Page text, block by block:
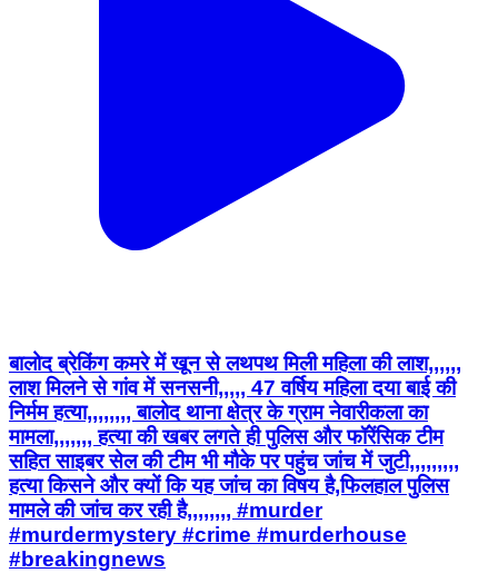
बालोद ब्रेकिंग कमरे में खून से लथपथ मिली महिला की लाश,,,,,,
लाश मिलने से गांव में सनसनी,,,,, 47 वर्षिय महिला दया बाई की
निर्मम हत्या,,,,,,,, बालोद थाना क्षेत्र के ग्राम नेवारीकला का
मामला,,,,,,, हत्या की खबर लगते ही पुलिस और फॉरेंसिक टीम
सहित साइबर सेल की टीम भी मौके पर पहुंच जांच में जुटी,,,,,,,,,
हत्या किसने और क्यों कि यह जांच का विषय है,फिलहाल पुलिस
मामले की जांच कर रही है,,,,,,,, #murder
#murdermystery #crime #murderhouse
#breakingnews